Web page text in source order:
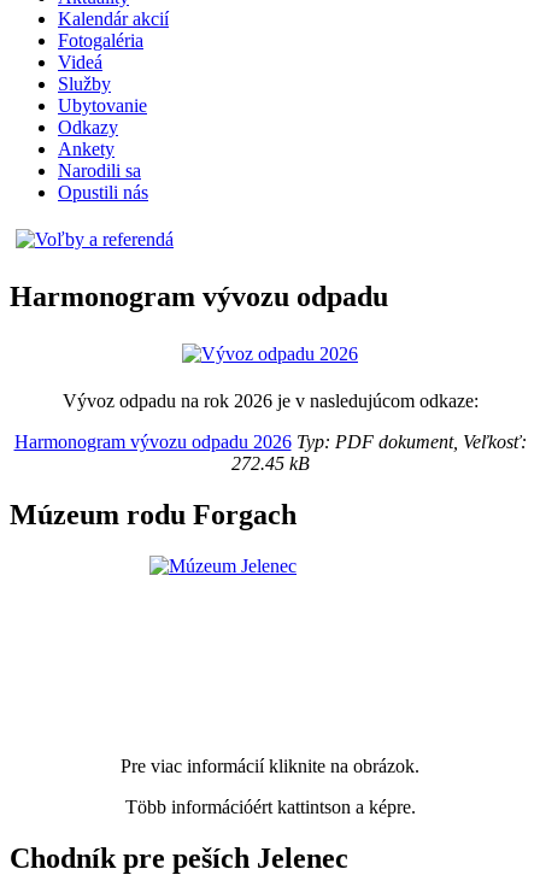
Kalendár akcií
Fotogaléria
Videá
Služby
Ubytovanie
Odkazy
Ankety
Narodili sa
Opustili nás
Harmonogram vývozu odpadu
Vývoz odpadu na rok 2026 je v nasledujúcom odkaze:
Harmonogram vývozu odpadu 2026Typ: PDF dokument, Veľkosť:
272.45 kB
Múzeum rodu Forgach
Pre viac informácií kliknite na obrázok.
Több információért kattintson a képre.
Chodník pre peších Jelenec